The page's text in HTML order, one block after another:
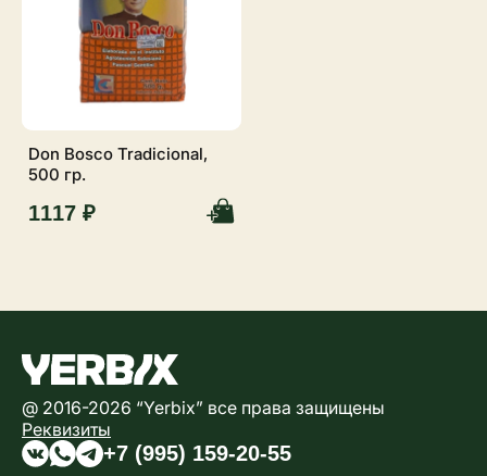
Don Bosco Tradicional,
500 гр.
1117 ₽
@ 2016-2026 “Yerbix” все права защищены
Реквизиты
+7 (995) 159-20-55